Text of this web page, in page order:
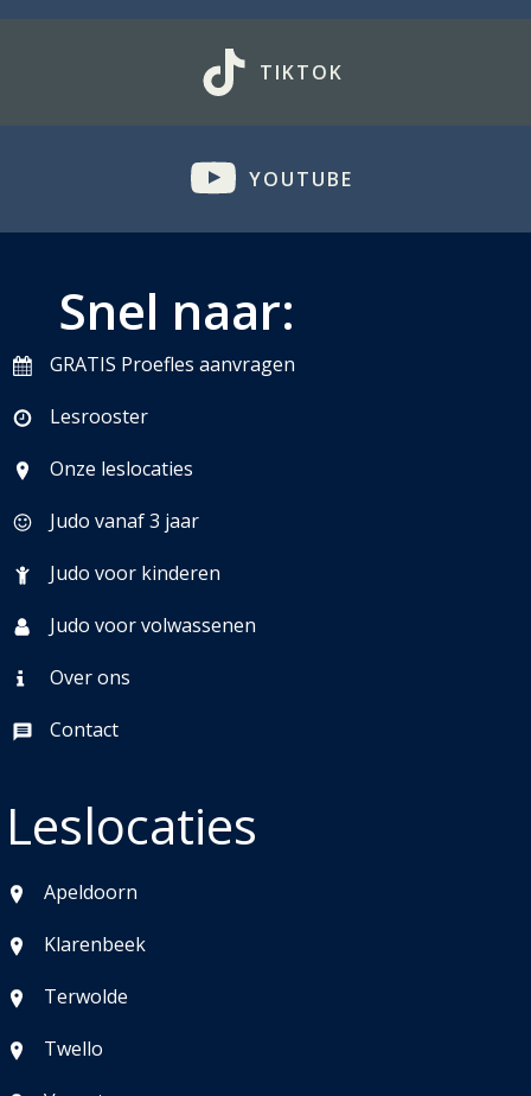
TIKTOK
YOUTUBE
Snel naar:
GRATIS Proefles aanvragen
Lesrooster
Onze leslocaties
Judo vanaf 3 jaar
Judo voor kinderen
Judo voor volwassenen
Over ons
Contact
Leslocaties
Apeldoorn
Klarenbeek
Terwolde
Twello